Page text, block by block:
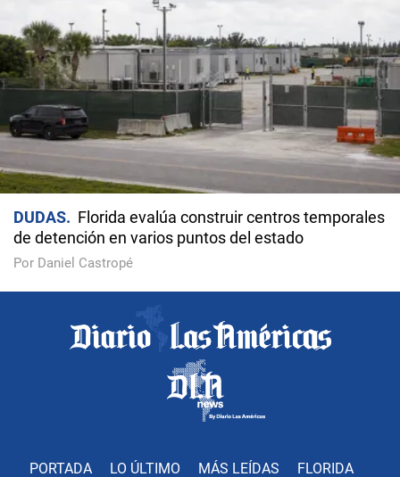
DUDAS
Florida evalúa construir centros temporales
de detención en varios puntos del estado
Por Daniel Castropé
PORTADA LO ÚLTIMO MÁS LEÍDAS FLORIDA